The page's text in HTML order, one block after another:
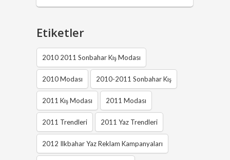
Etiketler
2010 2011 Sonbahar Kış Modası
2010 Modası 2010-2011 Sonbahar Kış
2011 Kış Modası 2011 Modası
2011 Trendleri 2011 Yaz Trendleri
2012 Ilkbahar Yaz Reklam Kampanyaları